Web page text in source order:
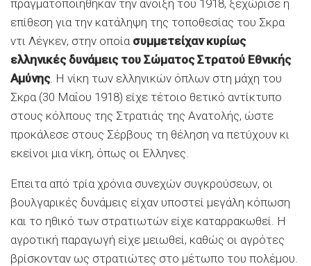
πραγματοποιήθηκαν την άνοιξη του 1918, ξεχώρισε η
επίθεση για την κατάληψη της τοποθεσίας του Σκρα
ντι Λέγκεν, στην οποία συμμετείχαν κυρίως
ελληνικές δυνάμεις του Σώματος Στρατού Εθνικής
Αμύνης. Η νίκη των ελληνικών όπλων στη μάχη του
Σκρα (30 Μαΐου 1918) είχε τέτοιο θετικό αντίκτυπο
στους κόλπους της Στρατιάς της Ανατολής, ώστε
προκάλεσε στους Σέρβους τη θέληση να πετύχουν κι
εκείνοι μια νίκη, όπως οι Ελληνες.
Επειτα από τρία χρόνια συνεχών συγκρούσεων, οι
βουλγαρικές δυνάμεις είχαν υποστεί μεγάλη κόπωση
και το ηθικό των στρατιωτών είχε καταρρακωθεί. Η
αγροτική παραγωγή είχε μειωθεί, καθώς οι αγρότες
βρίσκονταν ως στρατιώτες στο μέτωπο του πολέμου.